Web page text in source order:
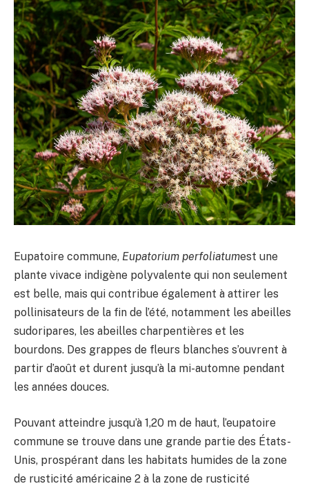
Eupatoire commune, Eupatorium perfoliatumest une
plante vivace indigène polyvalente qui non seulement
est belle, mais qui contribue également à attirer les
pollinisateurs de la fin de l’été, notamment les abeilles
sudoripares, les abeilles charpentières et les
bourdons. Des grappes de fleurs blanches s’ouvrent à
partir d’août et durent jusqu’à la mi-automne pendant
les années douces.
Pouvant atteindre jusqu’à 1,20 m de haut, l’eupatoire
commune se trouve dans une grande partie des États-
Unis, prospérant dans les habitats humides de la zone
de rusticité américaine 2 à la zone de rusticité